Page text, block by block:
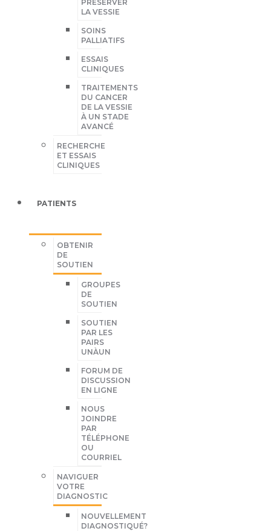
PRÉSERVER
LA VESSIE
SOINS
PALLIATIFS
ESSAIS
CLINIQUES
TRAITEMENTS
DU CANCER
DE LA VESSIE
À UN STADE
AVANCÉ
RECHERCHE
ET ESSAIS
CLINIQUES
PATIENTS
OBTENIR
DE
SOUTIEN
GROUPES
DE
SOUTIEN
SOUTIEN
PAR LES
PAIRS
UNÀUN
FORUM DE
DISCUSSION
EN LIGNE
NOUS
JOINDRE
PAR
TÉLÉPHONE
OU
COURRIEL
NAVIGUER
VOTRE
DIAGNOSTIC
NOUVELLEMENT
DIAGNOSTIQUÉ?